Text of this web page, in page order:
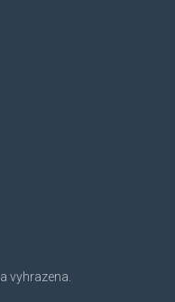
vyhrazena.